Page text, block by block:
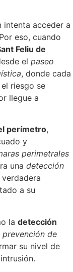
intenta acceder a
eso, cuando
Feliu de
el paseo
, donde cada
riesgo se
llegue a
perímetro,
y
perimetrales
una detección
a su
la detección
prevención de
su nivel de